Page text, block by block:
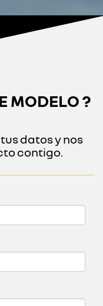
MODELO ?
datos y nos
contigo.